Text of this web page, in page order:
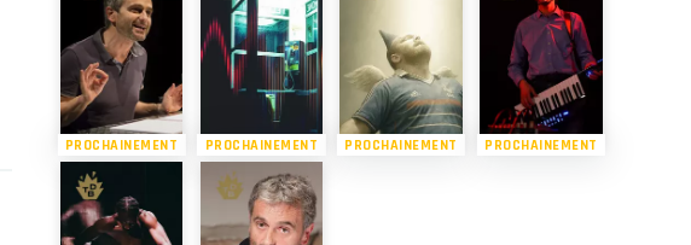
PROCHAINEMENT PROCHAINEMENT PROCHAINEMENT PROCHAINEMENT